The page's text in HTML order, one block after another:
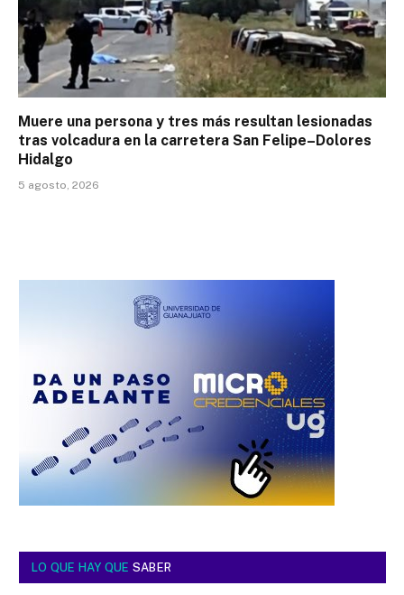
Muere una persona y tres más resultan lesionadas
tras volcadura en la carretera San Felipe–Dolores
Hidalgo
5 agosto, 2026
LO QUE HAY QUE SABER